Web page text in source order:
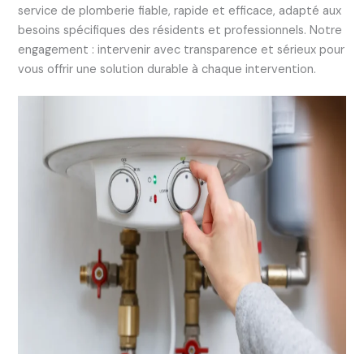
service de plomberie fiable, rapide et efficace, adapté aux
besoins spécifiques des résidents et professionnels. Notre
engagement : intervenir avec transparence et sérieux pour
vous offrir une solution durable à chaque intervention.